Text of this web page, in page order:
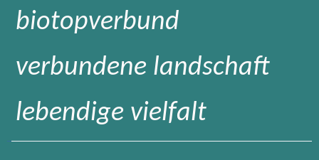
biotopverbund
verbundene landschaft
lebendige vielfalt